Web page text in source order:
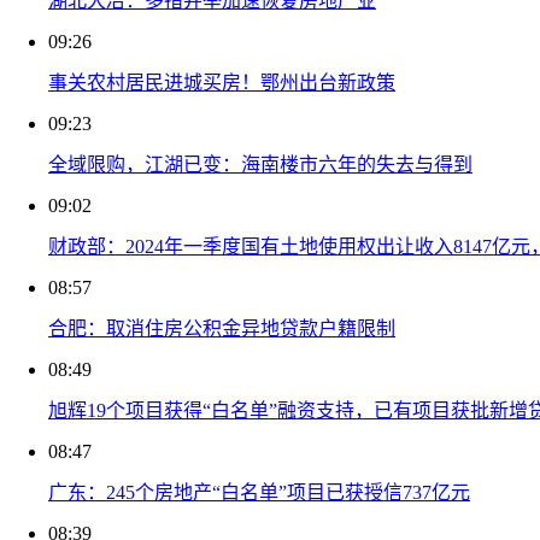
09:26
事关农村居民进城买房！鄂州出台新政策
09:23
全域限购，江湖已变：海南楼市六年的失去与得到
09:02
财政部：2024年一季度国有土地使用权出让收入8147亿元
08:57
合肥：取消住房公积金异地贷款户籍限制
08:49
旭辉19个项目获得“白名单”融资支持，已有项目获批新增
08:47
广东：245个房地产“白名单”项目已获授信737亿元
08:39